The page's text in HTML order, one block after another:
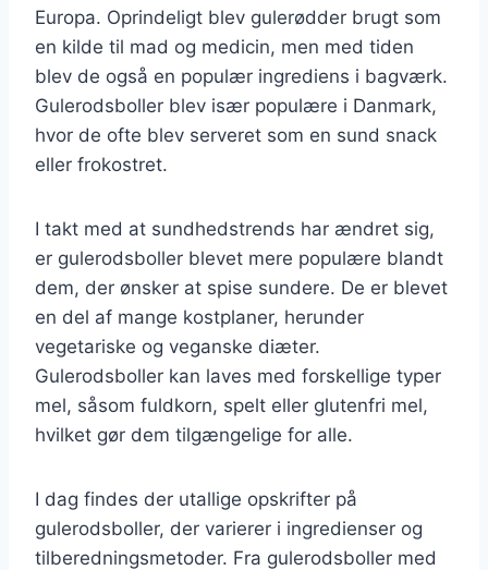
Europa. Oprindeligt blev gulerødder brugt som
en kilde til mad og medicin, men med tiden
blev de også en populær ingrediens i bagværk.
Gulerodsboller blev især populære i Danmark,
hvor de ofte blev serveret som en sund snack
eller frokostret.
I takt med at sundhedstrends har ændret sig,
er gulerodsboller blevet mere populære blandt
dem, der ønsker at spise sundere. De er blevet
en del af mange kostplaner, herunder
vegetariske og veganske diæter.
Gulerodsboller kan laves med forskellige typer
mel, såsom fuldkorn, spelt eller glutenfri mel,
hvilket gør dem tilgængelige for alle.
I dag findes der utallige opskrifter på
gulerodsboller, der varierer i ingredienser og
tilberedningsmetoder. Fra gulerodsboller med